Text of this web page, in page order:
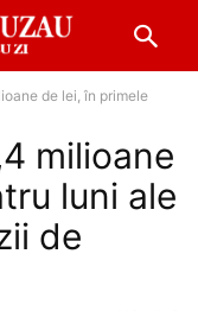
de lei, în primele
milioane
luni ale
de